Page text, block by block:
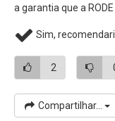
a garantia que a
Sim,
2
Compartilhar...